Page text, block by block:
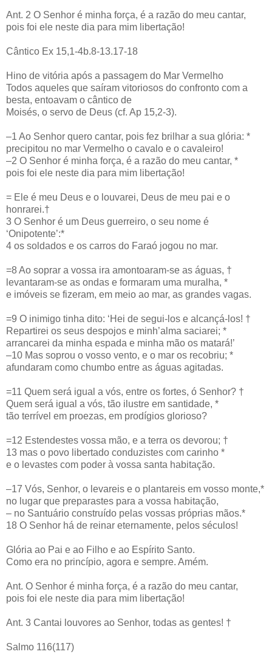
Ant. 2 O Senhor é minha força, é a razão do meu cantar,
pois foi ele neste dia para mim libertação!
Cântico Ex 15,1-4b.8-13.17-18
Hino de vitória após a passagem do Mar Vermelho
Todos aqueles que saíram vitoriosos do confronto com a
besta, entoavam o cântico de
Moisés, o servo de Deus (cf. Ap 15,2-3).
–1 Ao Senhor quero cantar, pois fez brilhar a sua glória: *
precipitou no mar Vermelho o cavalo e o cavaleiro!
–2 O Senhor é minha força, é a razão do meu cantar, *
pois foi ele neste dia para mim libertação!
= Ele é meu Deus e o louvarei, Deus de meu pai e o
honrarei.†
3 O Senhor é um Deus guerreiro, o seu nome é
‘Onipotente’:*
4 os soldados e os carros do Faraó jogou no mar.
=8 Ao soprar a vossa ira amontoaram-se as águas, †
levantaram-se as ondas e formaram uma muralha, *
e imóveis se fizeram, em meio ao mar, as grandes vagas.
=9 O inimigo tinha dito: ‘Hei de segui-los e alcançá-los! †
Repartirei os seus despojos e minh’alma saciarei; *
arrancarei da minha espada e minha mão os matará!’
–10 Mas soprou o vosso vento, e o mar os recobriu; *
afundaram como chumbo entre as águas agitadas.
=11 Quem será igual a vós, entre os fortes, ó Senhor? †
Quem será igual a vós, tão ilustre em santidade, *
tão terrível em proezas, em prodígios glorioso?
=12 Estendestes vossa mão, e a terra os devorou; †
13 mas o povo libertado conduzistes com carinho *
e o levastes com poder à vossa santa habitação.
–17 Vós, Senhor, o levareis e o plantareis em vosso monte,*
no lugar que preparastes para a vossa habitação,
– no Santuário construído pelas vossas próprias mãos.*
18 O Senhor há de reinar eternamente, pelos séculos!
Glória ao Pai e ao Filho e ao Espírito Santo.
Como era no princípio, agora e sempre. Amém.
Ant. O Senhor é minha força, é a razão do meu cantar,
pois foi ele neste dia para mim libertação!
Ant. 3 Cantai louvores ao Senhor, todas as gentes! †
Salmo 116(117)